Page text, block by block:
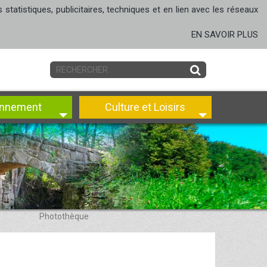
publicitaires, techniques et en lien avec les réseaux
EN SAVOIR PLUS
Culture et Loisirs
Photothèque